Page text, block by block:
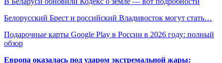
Белорусский Брест и российский Владивосток могут стать…
Подарочные карты Google Play в России в 2026 году: полный
обзор
Европа оказалась под ударом экстремальной жары: